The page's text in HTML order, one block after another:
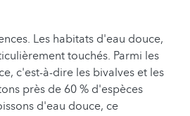
Les habitats d'eau douce,
touchés. Parmi les
c'est-à-dire les bivalves et les
près de 60 % d'espèces
d'eau douce, ce